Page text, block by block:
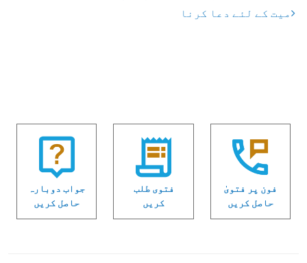
میت کے لئے دعا کرنا
فون پر فتویٰ
حاصل کریں
فتوی طلب
کریں
جواب دوبارہ
حاصل کریں